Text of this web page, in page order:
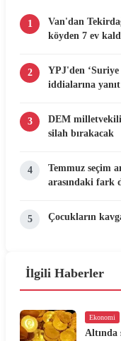
1
Van'dan
köyden 7 ev
2
YPJ'den ‘Suriye
iddialarına yanıt
3
DEM
silah bırakacak
4
Temmuz seçim
arasındaki fark
5 Çocukların
İlgili Haberler
Ekonomi
Altında